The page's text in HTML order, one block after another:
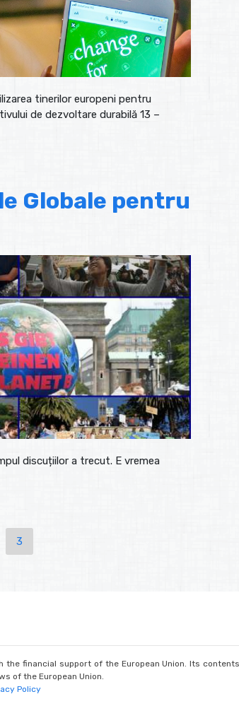
tinerilor europeni pentru
de dezvoltare durabilă 13 –
Globale pentru
discuțiilor a trecut. E vremea
3
financial support of the European Union. Its
of the European Union.
Policy